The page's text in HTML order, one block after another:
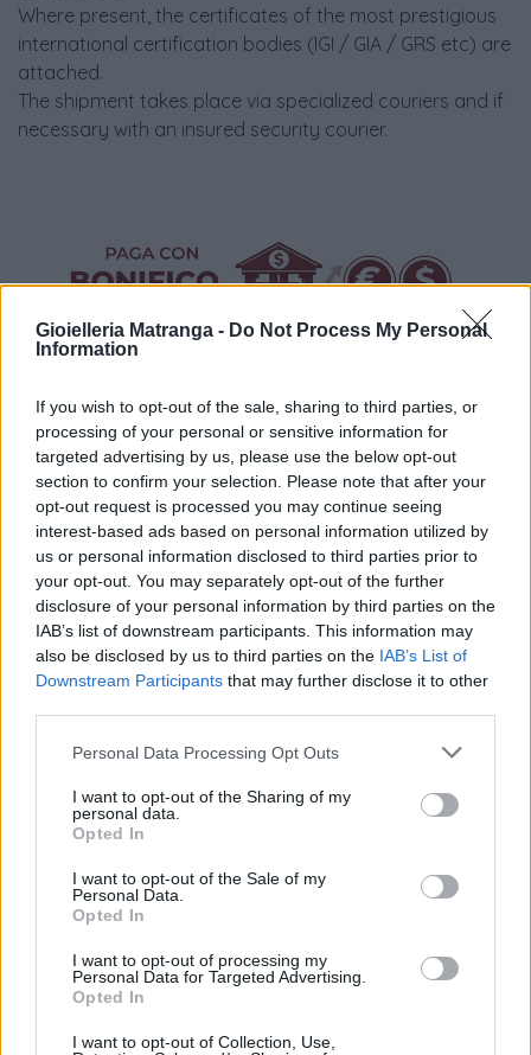
Gioielleria Matranga - Do Not Process My Personal
Information
If you wish to opt-out of the sale, sharing to third parties, or
processing of your personal or sensitive information for
targeted advertising by us, please use the below opt-out
section to confirm your selection. Please note that after your
opt-out request is processed you may continue seeing
interest-based ads based on personal information utilized by
us or personal information disclosed to third parties prior to
your opt-out. You may separately opt-out of the further
disclosure of your personal information by third parties on the
IAB’s list of downstream participants. This information may
also be disclosed by us to third parties on the IAB’s List of
Downstream Participants that may further disclose it to other
Please note that this website/app uses one or more Google
not limited to your visit or usage behaviour. You may click to
grant or deny consent to Google and its third-party tags to
use your data for below specified purposes in below Google
consent section.
Personal Data Processing Opt Outs
I want to opt-out of the Sharing of my
personal data.
Opted In
I want to opt-out of the Sale of my
Personal Data.
Opted In
I want to opt-out of processing my
Personal Data for Targeted Advertising.
Opted In
I want to opt-out of Collection, Use,
Where present, the certificates of the most prestigious
international certification bodies (IGI / GIA / GRS etc) are
attached.
The shipment takes place via specialized couriers and if
necessary with an insured security courier.
Caratteristiche Prodotto
iRef:93
Google
4.8
Basato su 408 reviews
Powered byLocalImpact
Garanzia di due annisui prodotti usati, verificati dal
Reso facile e gratuitoentro 28 giorni.
Spedizione gratuita
Per maggiori dettagli consultate la nostra
all'acquisto.